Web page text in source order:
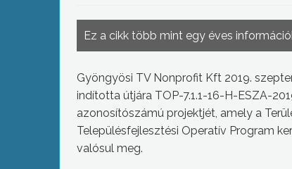
Ez a cikk több mint egy éves
Gyöngyösi TV Nonprofit Kft 2019.
indította útjára TOP-7.1.1-16-H-ESZA-
azonosítószámú projektjét, amely a
Településfejlesztési Operatív Program
valósul meg.